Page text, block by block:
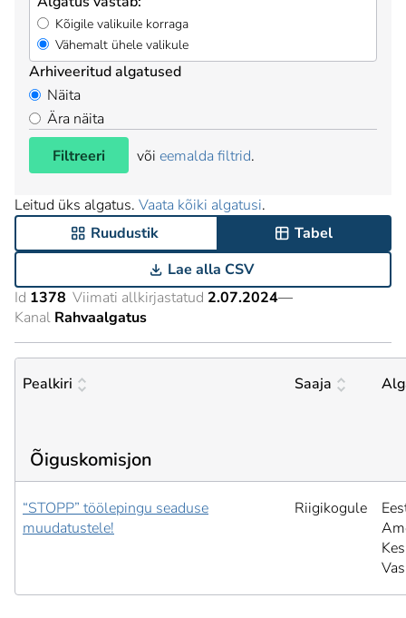
Kõigile valikuile korraga
Vähemalt ühele valikule
Arhiveeritud algatused
Näita
Ära näita
Filtreeri
või eemalda filtrid.
Leitud üks algatus. Vaata kõiki algatusi.
Ruudustik
Tabel
Lae alla CSV
Id 1378 Viimati allkirjastatud 2.07.2024—
Kanal Rahvaalgatus
Pealkiri Saaja
Õiguskomisjon
“STOPP” töölepingu seaduse
muudatustele!
Riigikogule